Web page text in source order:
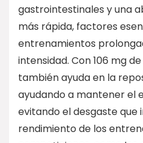
gastrointestinales y una
más rápida, factores
entrenamientos
intensidad. Con 106 mg
también ayuda en la
ayudando a mantener el
evitando el desgaste que
rendimiento de los